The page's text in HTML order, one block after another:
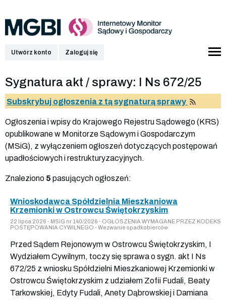
Utwórz konto Zaloguj się
Sygnatura akt / sprawy: I Ns 672/25
Subskrybuj ogłoszenia z tą sygnaturą sprawy
Ogłoszenia i wpisy do Krajowego Rejestru Sądowego (KRS)
opublikowane w Monitorze Sądowym i Gospodarczym
(MSiG), z wyłączeniem ogłoszeń dotyczących postępowań
upadłościowych i restrukturyzacyjnych.
Znaleziono 5 pasujących ogłoszeń:
Wnioskodawca Spółdzielnia Mieszkaniowa
Krzemionki w Ostrowcu Świętokrzyskim
22 lipca 2026 - MSiG nr 140/2026 - OGŁOSZENIA WYMAGANE PRZEZ KODEKS
POSTĘPOWANIA CYWILNEGO - Wezwanie spadkobierców
Przed Sądem Rejonowym w Ostrowcu Świętokrzyskim, I
Wydziałem Cywilnym, toczy się sprawa o sygn. akt I Ns
672/25 z wniosku Spółdzielni Mieszkaniowej Krzemionki w
Ostrowcu Świętokrzyskim z udziałem Zofii Fudali, Beaty
Tarkowskiej, Edyty Fudali, Anety Dąbrowskiej i Damiana